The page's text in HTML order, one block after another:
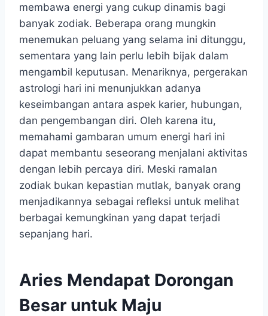
membawa energi yang cukup dinamis bagi
banyak zodiak. Beberapa orang mungkin
menemukan peluang yang selama ini ditunggu,
sementara yang lain perlu lebih bijak dalam
mengambil keputusan. Menariknya, pergerakan
astrologi hari ini menunjukkan adanya
keseimbangan antara aspek karier, hubungan,
dan pengembangan diri. Oleh karena itu,
memahami gambaran umum energi hari ini
dapat membantu seseorang menjalani aktivitas
dengan lebih percaya diri. Meski ramalan
zodiak bukan kepastian mutlak, banyak orang
menjadikannya sebagai refleksi untuk melihat
berbagai kemungkinan yang dapat terjadi
sepanjang hari.
Aries Mendapat Dorongan
Besar untuk Maju